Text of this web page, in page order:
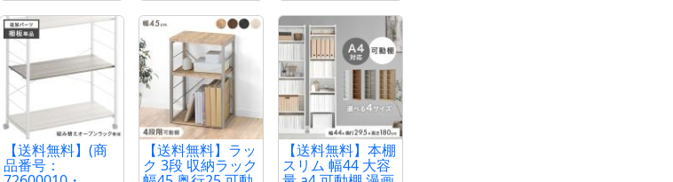
【送料無料】(商
品番号：
【送料無料】ラッ
ク 3段 収納ラック
【送料無料】本棚
スリム 幅44 大容